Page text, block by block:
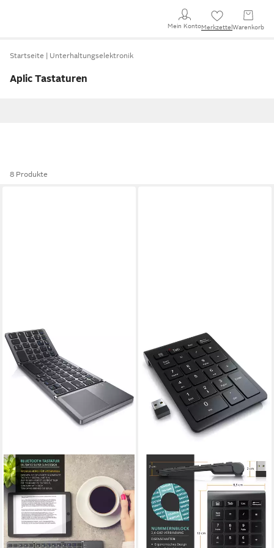
Mein KontoMerkzettel Warenkorb
Startseite Unterhaltungselektronik
Aplic Tastaturen
8 Produkte